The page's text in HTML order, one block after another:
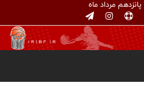
مرداد ماه